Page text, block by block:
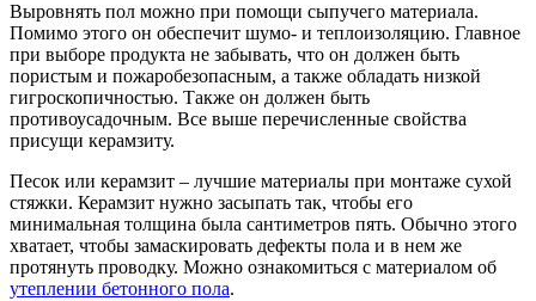
Выровнять пол можно при помощи сыпучего материала.
Помимо этого он обеспечит шумо- и теплоизоляцию. Главное
при выборе продукта не забывать, что он должен быть
пористым и пожаробезопасным, а также обладать низкой
гигроскопичностью. Также он должен быть
противоусадочным. Все выше перечисленные свойства
присущи керамзиту.
Песок или керамзит – лучшие материалы при монтаже сухой
стяжки. Керамзит нужно засыпать так, чтобы его
минимальная толщина была сантиметров пять. Обычно этого
хватает, чтобы замаскировать дефекты пола и в нем же
протянуть проводку. Можно ознакомиться с материалом об
утеплении бетонного пола.